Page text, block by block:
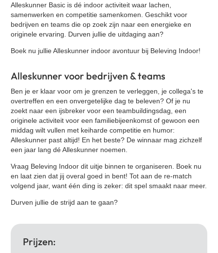
Alleskunner Basic is dé indoor activiteit waar lachen,
samenwerken en competitie samenkomen . Geschikt voor
bedrijven en teams die op zoek zijn naar een energieke en
originele ervaring . Durven jullie de uitdaging aan?
Boek nu jullie Alleskunner indoor avontuur bij Beleving Indoor!
Alleskunner voor bedrijven & teams
Ben je er klaar voor om je grenzen te verleggen, je collega's te
overtreffen en een onvergetelijke dag te beleven? Of je nu
zoekt naar een ijsbreker voor een teambuildingsdag, een
originele activiteit voor een familiebijeenkomst of gewoon een
middag wilt vullen met keiharde competitie en humor:
Alleskunner past altijd! En het beste? De winnaar mag zichzelf
een jaar lang dé Alleskunner noemen.
Vraag Beleving Indoor dit uitje binnen te organiseren. Boek nu
en laat zien dat jij overal goed in bent! Tot aan de re-match
volgend jaar, want één ding is zeker: dit spel smaakt naar meer.
Durven jullie de strijd aan te gaan?
Prijzen: